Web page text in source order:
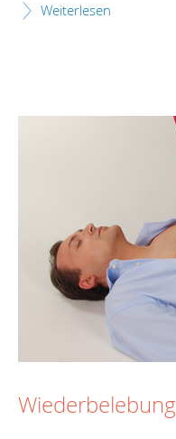
Weiterlesen
Wiederbelebung